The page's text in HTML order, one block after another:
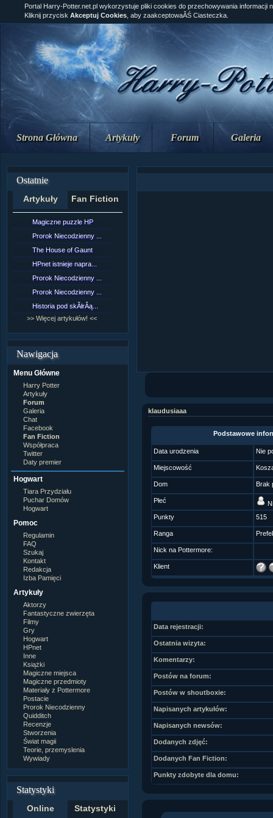
Strona Główna Artykuły Forum Galeria
Ostatnie
Artykuły Fan Fiction
Magiczne puzzle HP
Prorok Niecodzienny ...
The House of Gaunt
HPnet istnieje napra...
Prorok Niecodzienny ...
Prorok Niecodzienny ...
Historia pod skĂłrÂą...
>> Więcej artykułów! <<
Nawigacja
Menu Główne
Harry Potter
Artykuły
Forum
Galeria
Chat
Facebook
Fan Fiction
Współpraca
Twitter
Daty premier
Hogwart
Tiara Przydziału
Puchar Domów
Hogwart
Pomoc
Regulamin
FAQ
Szukaj
Kontakt
Redakcja
Izba Pamięci
Artykuły
Aktorzy
Fantastyczne zwierzęta
Filmy
Gry
Hogwart
HPnet
Inne
Książki
Magiczne miejsca
Magiczne przedmioty
Materiały z Pottermore
Postacie
Prorok Niecodzienny
Quidditch
Recenzje
Stworzenia
Świat magii
Teorie, przemyslenia
Wywiady
Statystyki
Online Statystyki
Portal Harry-Potter.net.pl wykorzystuje pliki cookies do przechowywania informacji
Kliknij przycisk Akceptuj Cookies , aby zaakceptowaĂŚ Ciasteczka.
klaudusiaaa
Podstawowe
Data urodzenia Nie
Miejscowość
Dom Brak
Płeć
Punkty
515
Ranga
Nick na Pottermore:
Klient
Data rejestracji:
Ostatnia wizyta:
Komentarzy:
Postów na forum:
Postów w shoutboxie:
Napisanych artykułów:
Napisanych newsów:
Dodanych zdjęć:
Dodanych Fan Fiction:
Punkty zdobyte dla domu: